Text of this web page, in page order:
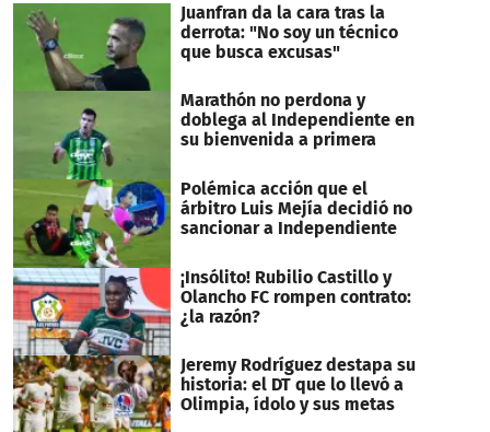
Juanfran da la cara tras la
derrota: "No soy un técnico
que busca excusas"
Marathón no perdona y
doblega al Independiente en
su bienvenida a primera
Polémica acción que el
árbitro Luis Mejía decidió no
sancionar a Independiente
¡Insólito! Rubilio Castillo y
Olancho FC rompen contrato:
¿la razón?
Jeremy Rodríguez destapa su
historia: el DT que lo llevó a
Olimpia, ídolo y sus metas